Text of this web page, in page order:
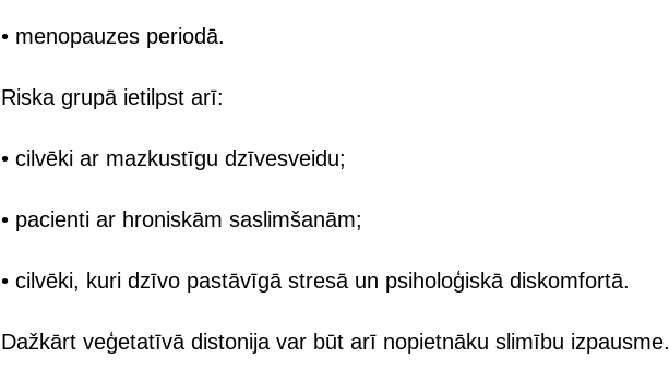
• menopauzes periodā.
Riska grupā ietilpst arī:
• cilvēki ar mazkustīgu dzīvesveidu;
• pacienti ar hroniskām saslimšanām;
• cilvēki, kuri dzīvo pastāvīgā stresā un psiholoģiskā diskomfortā.
Dažkārt veģetatīvā distonija var būt arī nopietnāku slimību izpausme.